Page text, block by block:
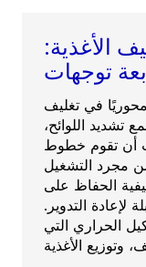
الأغذية:
توجهات
في تغليف
تشديد اللوائح،
أن تقوم خطوط
من مجرد التشغيل
الحفاظ على
لإعادة التدوير.
الحراري التي